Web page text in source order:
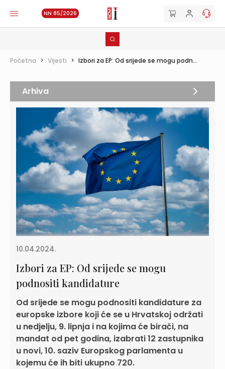
NN 85/2026
Početna > Vijesti > Izbori za EP: Od srijede se mogu podn...
10.04.2024.
Izbori za EP: Od srijede se mogu
podnositi kandidature
Od srijede se mogu podnositi kandidature za
europske izbore koji će se u Hrvatskoj održati
u nedjelju, 9. lipnja i na kojima će birači, na
mandat od pet godina, izabrati 12 zastupnika
u novi, 10. saziv Europskog parlamenta u
kojemu će ih biti ukupno 720.
Arhiva